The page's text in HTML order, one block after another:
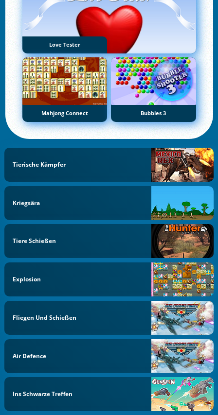
Love Tester
Mahjong Connect Bubbles 3
Tierische Kämpfer
Kriegsära
Tiere Schießen
Explosion
Fliegen Und Schießen
Air Defence
Ins Schwarze Treffen